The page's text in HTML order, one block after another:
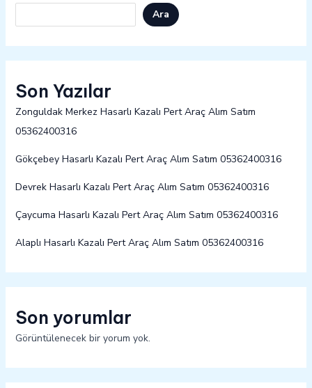
Ara
Son Yazılar
Zonguldak Merkez Hasarlı Kazalı Pert Araç Alım Satım
05362400316
Gökçebey Hasarlı Kazalı Pert Araç Alım Satım 05362400316
Devrek Hasarlı Kazalı Pert Araç Alım Satım 05362400316
Çaycuma Hasarlı Kazalı Pert Araç Alım Satım 05362400316
Alaplı Hasarlı Kazalı Pert Araç Alım Satım 05362400316
Son yorumlar
Görüntülenecek bir yorum yok.